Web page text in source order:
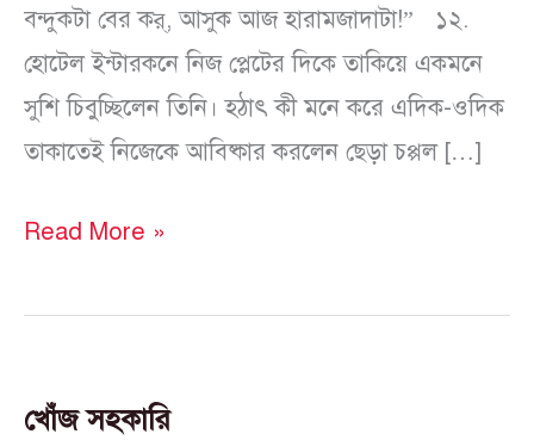
বন্দুকটা বের কর্‌, আসুক আজ হারামজাদাটা!” ১২.
হোটেল ইন্টারকনে নিজ প্লেটের দিকে তাকিয়ে একমনে
সুশি চিবুচ্ছিলেন তিনি। হঠাৎ কী মনে করে এদিক-ওদিক
তাকাতেই নিজেকে আবিষ্কার করলেন ছেড়া চপ্পল […]
Read More »
খোঁজ সহকারি